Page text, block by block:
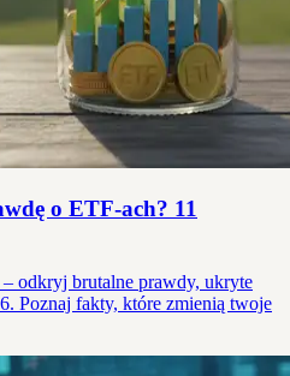
o ETF-ach? 11
odkryj brutalne prawdy, ukryte
Poznaj fakty, które zmienią twoje